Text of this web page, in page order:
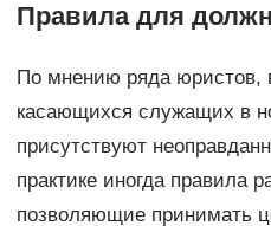
Правила для
По мнению ряда юристов,
касающихся служащих в
присутствуют
практике иногда правила
позволяющие принимать